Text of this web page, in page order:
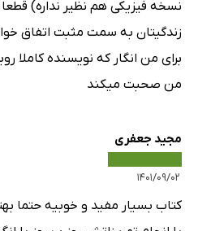
نسخه فیزیکی هم نظیر نداره)
زندگیتان به سمت مثبت اتفاق
برای من انگار که نویسنده کاملا
من صحبت میکند
مجید جعفری
۱۴۰۱/۰۹/۰۲
کتاب بسیار مفید و خوبیه حتما